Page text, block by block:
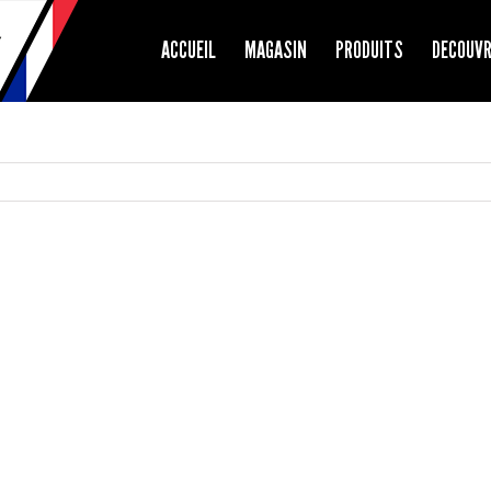
ACCUEIL MAGASIN PRODUITS